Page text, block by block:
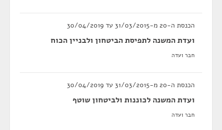
הכנסת ה-20 מ-31/03/2015 עד 30/04/2019
ועדת המשנה לתפיסת הביטחון ולבניין הכוח
חבר ועדה
הכנסת ה-20 מ-31/03/2015 עד 30/04/2019
ועדת המשנה לכוננות ולביטחון שוטף
חבר ועדה